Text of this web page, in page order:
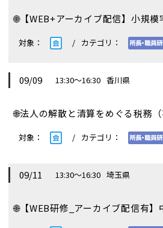
🌐【WEB+アーカイブ配信】小規
09/09 13:30～16:30 香川県
🌐法人の解散と清算をめぐる税務
09/11 13:30～16:30 埼玉県
🌐【WEB研修_アーカイブ配信有